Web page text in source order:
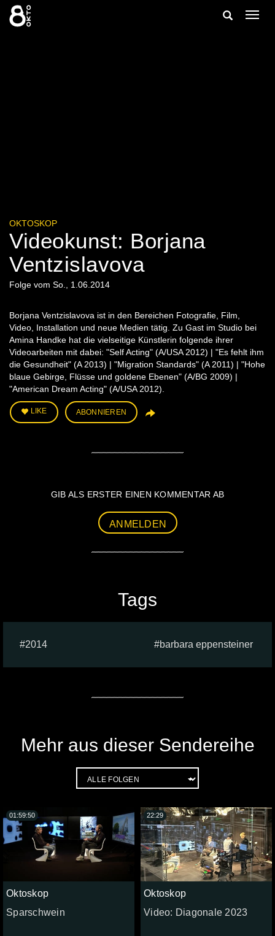
Zum
Inhalt
springen
Suche
OKTOSKOP
Videokunst: Borjana
Ventzislavova
Folge vom So., 1.06.2014
Borjana Ventzislavova ist in den Bereichen Fotografie, Film,
Video, Installation und neue Medien tätig. Zu Gast im Studio bei
Amina Handke hat die vielseitige Künstlerin folgende ihrer
Videoarbeiten mit dabei: "Self Acting" (A/USA 2012) | "Es fehlt ihm
die Gesundheit" (A 2013) | "Migration Standards" (A 2011) | "Hohe
blaue Gebirge, Flüsse und goldene Ebenen" (A/BG 2009) |
"American Dream Acting" (A/USA 2012).
LIKE ABONNIEREN
GIB ALS ERSTER EINEN KOMMENTAR AB
ANMELDEN
Tags
2014 barbara eppensteiner
Mehr aus dieser Sendereihe
Oktoskop
Sparschwein
01:59:50
Oktoskop
Video: Diagonale 2023
22:29